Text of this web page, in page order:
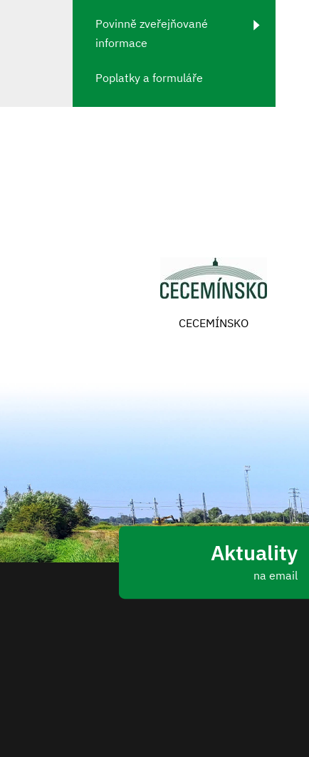
Povinně zveřejňované
informace
Poplatky a formuláře
CECEMÍNSKO
Aktuality
na email